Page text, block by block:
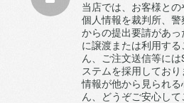
当店では、お客様と
個人情報を裁判所、
からの提出要請があ
に譲渡または利用す
ん、ご注文送信等に
ステムを採用してお
情報が他から見られ
ん、どうぞご安心して